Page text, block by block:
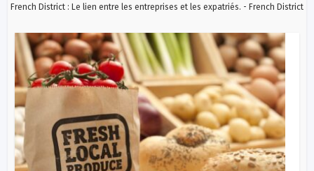
French District : Le lien entre les entreprises et les expatriés. - French District